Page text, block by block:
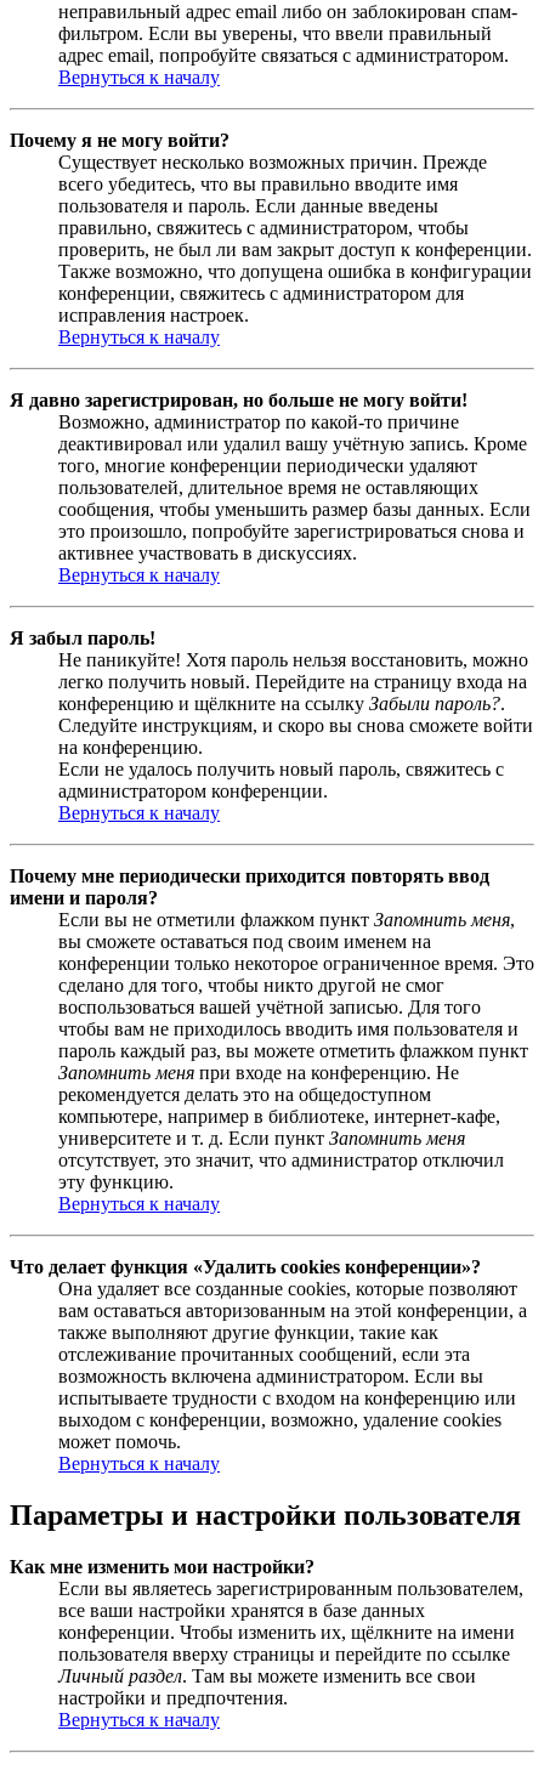
неправильный адрес email либо он заблокирован спам-
фильтром. Если вы уверены, что ввели правильный
адрес email, попробуйте связаться с администратором.
Вернуться к началу
Почему я не могу войти?
Существует несколько возможных причин. Прежде
всего убедитесь, что вы правильно вводите имя
пользователя и пароль. Если данные введены
правильно, свяжитесь с администратором, чтобы
проверить, не был ли вам закрыт доступ к конференции.
Также возможно, что допущена ошибка в конфигурации
конференции, свяжитесь с администратором для
исправления настроек.
Вернуться к началу
Я давно зарегистрирован, но больше не могу войти!
Возможно, администратор по какой-то причине
деактивировал или удалил вашу учётную запись. Кроме
того, многие конференции периодически удаляют
пользователей, длительное время не оставляющих
сообщения, чтобы уменьшить размер базы данных. Если
это произошло, попробуйте зарегистрироваться снова и
активнее участвовать в дискуссиях.
Вернуться к началу
Я забыл пароль!
Не паникуйте! Хотя пароль нельзя восстановить, можно
легко получить новый. Перейдите на страницу входа на
конференцию и щёлкните на ссылку Забыли пароль?.
Следуйте инструкциям, и скоро вы снова сможете войти
на конференцию.
Если не удалось получить новый пароль, свяжитесь с
администратором конференции.
Вернуться к началу
Почему мне периодически приходится повторять ввод
имени и пароля?
Если вы не отметили флажком пункт Запомнить меня,
вы сможете оставаться под своим именем на
конференции только некоторое ограниченное время. Это
сделано для того, чтобы никто другой не смог
воспользоваться вашей учётной записью. Для того
чтобы вам не приходилось вводить имя пользователя и
пароль каждый раз, вы можете отметить флажком пункт
Запомнить меня при входе на конференцию. Не
рекомендуется делать это на общедоступном
компьютере, например в библиотеке, интернет-кафе,
университете и т. д. Если пункт Запомнить меня
отсутствует, это значит, что администратор отключил
эту функцию.
Вернуться к началу
Что делает функция «Удалить cookies конференции»?
Она удаляет все созданные cookies, которые позволяют
вам оставаться авторизованным на этой конференции, а
также выполняют другие функции, такие как
отслеживание прочитанных сообщений, если эта
возможность включена администратором. Если вы
испытываете трудности с входом на конференцию или
выходом с конференции, возможно, удаление cookies
может помочь.
Вернуться к началу
Параметры и настройки пользователя
Как мне изменить мои настройки?
Если вы являетесь зарегистрированным пользователем,
все ваши настройки хранятся в базе данных
конференции. Чтобы изменить их, щёлкните на имени
пользователя вверху страницы и перейдите по ссылке
Личный раздел. Там вы можете изменить все свои
настройки и предпочтения.
Вернуться к началу